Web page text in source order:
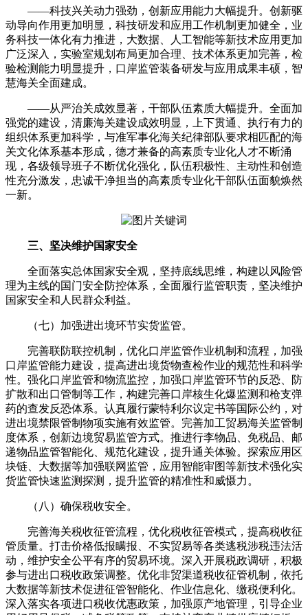
——科技兴关动力强劲，创新应用能力大幅提升。创新驱
动导向作用更加明显，科技研发和应用工作机制更加健全，业
务科技一体化有力推进，大数据、人工智能等新技术应用更加
广泛深入，实验室规划布局更加合理、技术体系更加完善，检
验检测能力明显提升，口岸监管装备研发与应用成果丰硕，智
慧海关全面建成。
——从严治关成效显著，干部队伍素质大幅提升。全面加
强党的建设，清廉海关建设成效明显，上下贯通、执行有力的
组织体系更加科学，与准军事化海关纪律部队要求相匹配的海
关文化体系基本形成，德才兼备的高素质专业化人才不断涌
现，各级领导班子不断优化强化，队伍积极性、主动性和创造
性充分激发，忠诚干净担当的高素质专业化干部队伍面貌焕然
一新。
三、坚决维护国家安全
全面落实总体国家安全观，坚持底线思维，构建以风险管
理为主线的国门安全防控体系，全面履行监管职责，坚决维护
国家安全和人民群众利益。
（七）加强进出境环节实货监管。
完善联防联控机制，优化口岸监管作业机制和流程，加强
口岸监管能力建设，提高进出境货物查检作业的规范性和科学
性。强化口岸监管和物流监控，加强口岸监管环节的反恐、防
扩散和出口管制等工作，构建完善口岸核生化爆监测和枪支弹
药的查发反恐体系。认真履行蒙特利尔议定书等国际公约，对
进出境禁限管制物项实施有效监管。完善加工贸易海关监管制
度体系，创新边境贸易监管方式。推进行李物品、免税品、邮
递物品监管智能化、规范化建设，提升通关体验。探索应用区
块链、大数据等加强联网监管，应用智能审图等新技术强化实
货监管快速监测探测，提升监管的精准性和威慑力。
（八）确保税收安全。
完善海关税收征管流程，优化税收征管模式，提高税收征
管质量。打击价格低报瞒报、不实贸易等各类逃税涉税违法活
动，维护安全公平有序的贸易环境。深入开展税政调研，积极
参与进出口税收政策调整。优化非贸渠道税收征管机制，依托
大数据等新技术促进征管智能化、作业信息化、缴税便利化。
深入落实各项进口税收优惠政策，加强原产地管理，引导企业